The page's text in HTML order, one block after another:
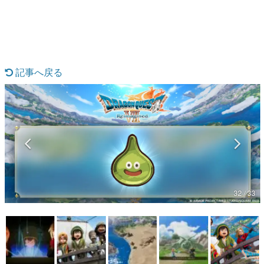
なんでゲームは面白い？
ゲーム開発者・hamatsu氏がゲームの魅力を画面や操作の
具体的な形から解き明かしていく、硬派で骨太な評論連載
ゲームが変えた日本語
「経験値」「裏技」「ラスボス」… ゲームにまつわる言葉
の起源や用法の変遷を、コンピューター文化史研究家・タ
イニーP氏が徹底調査。
カテゴリ
特集記事
マンガ
記事へ戻る
32 / 33